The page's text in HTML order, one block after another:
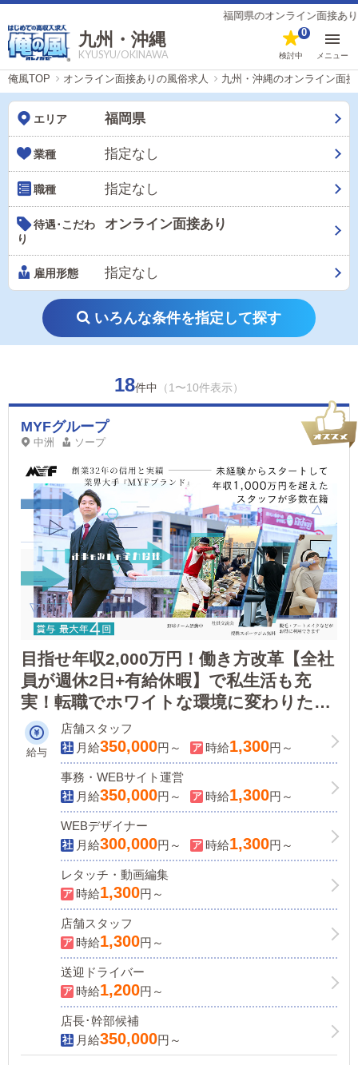
福岡県のオンライン面接ありの風俗男性求人
九州・沖縄
KYUSYU/OKINAWA 検討中
0
メニュー
俺風TOP オンライン面接ありの風俗求人 九州・沖縄のオンライン面
エリア 福岡県
業種 指定なし
職種 指定なし
待遇･こだわ
り
オンライン面接あり
雇用形態 指定なし
いろんな条件を指定して探す
18件中 （1〜10件表示）
MYFグループ
中洲 ソープ
目指せ年収2,000万円！働き方改革【全社
員が週休2日+有給休暇】で私生活も充
実！転職でホワイトな環境に変わりたい
方、本気で稼ぎたい方など大歓迎！
給与
店舗スタッフ
月給350,000円～ 時給1,300円～
事務・WEBサイト運営
月給350,000円～ 時給1,300円～
WEBデザイナー
月給300,000円～ 時給1,300円～
レタッチ・動画編集
時給1,300円～
店舗スタッフ
時給1,300円～
送迎ドライバー
時給1,200円～
店長･幹部候補
月給350,000円～